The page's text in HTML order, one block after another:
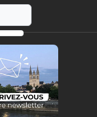
https://radio-g.fr?6686